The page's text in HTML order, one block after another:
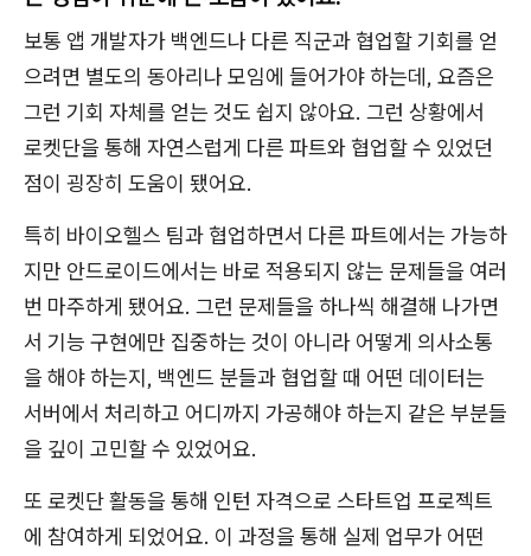
보통 앱 개발자가 백엔드나 다른 직군과 협업할 기회를 얻
으려면 별도의 동아리나 모임에 들어가야 하는데, 요즘은
그런 기회 자체를 얻는 것도 쉽지 않아요. 그런 상황에서
로켓단을 통해 자연스럽게 다른 파트와 협업할 수 있었던
점이 굉장히 도움이 됐어요.
특히 바이오헬스 팀과 협업하면서 다른 파트에서는 가능하
지만 안드로이드에서는 바로 적용되지 않는 문제들을 여러
번 마주하게 됐어요. 그런 문제들을 하나씩 해결해 나가면
서 기능 구현에만 집중하는 것이 아니라 어떻게 의사소통
을 해야 하는지, 백엔드 분들과 협업할 때 어떤 데이터는
서버에서 처리하고 어디까지 가공해야 하는지 같은 부분들
을 깊이 고민할 수 있었어요.
또 로켓단 활동을 통해 인턴 자격으로 스타트업 프로젝트
에 참여하게 되었어요. 이 과정을 통해 실제 업무가 어떤